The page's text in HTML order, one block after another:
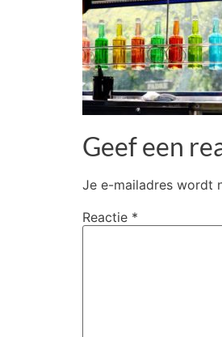
Geef een
Je e-mailadres wordt
Reactie *